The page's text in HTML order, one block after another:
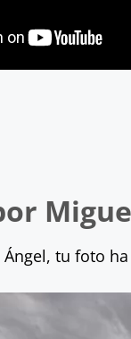
Ángel, tu foto